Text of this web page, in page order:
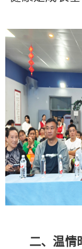
二、温情